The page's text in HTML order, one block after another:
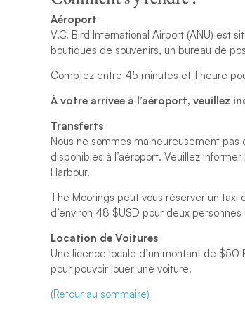
Aéroport
V.C. Bird International Airport (ANU) est
boutiques de souvenirs, un bureau de
Comptez entre 45 minutes et 1 heure
À votre arrivée à l’aéroport, veuillez
Transferts
Nous ne sommes malheureusement
disponibles à l’aéroport. Veuillez
Harbour.
The Moorings peut vous réserver un taxi
d’environ 48 $USD pour deux
Location de Voitures
Une licence locale d’un montant de
pour pouvoir louer une voiture.
(Retour au sommaire)